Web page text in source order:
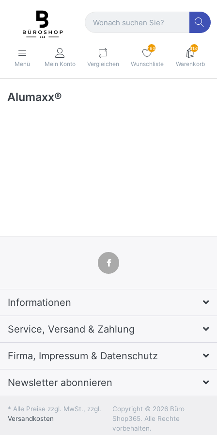
Menü Mein Konto Vergleichen
160
Wunschliste
1189
Warenkorb
Alumaxx®
Informationen
Service, Versand & Zahlung
Firma, Impressum & Datenschutz
Newsletter abonnieren
* Alle Preise zzgl. MwSt., zzgl.
Versandkosten
Copyright © 2026 Büro
Shop365. Alle Rechte
vorbehalten.